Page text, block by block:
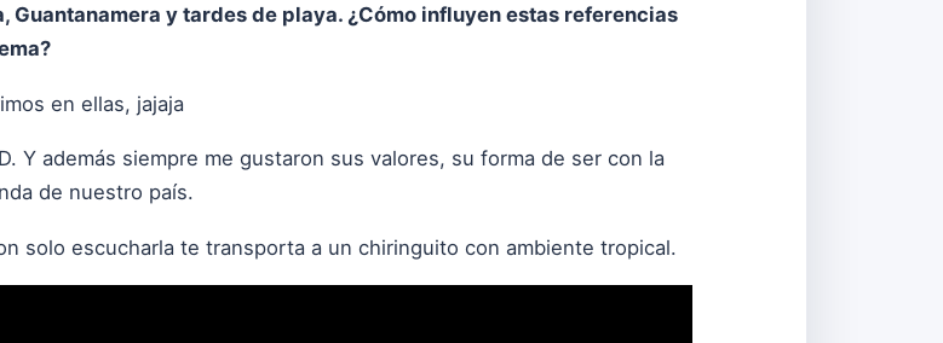
Guantanamera y tardes de playa. ¿Cómo influyen estas referencias
en ellas, jajaja
Y además siempre me gustaron sus valores, su forma de ser con la
de nuestro país.
solo escucharla te transporta a un chiringuito con ambiente tropical.